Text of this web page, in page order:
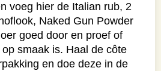
voeg hier de Italian rub, 2
Naked Gun Powder
goed door en proef of
smaak is. Haal de côte
en doe deze in de